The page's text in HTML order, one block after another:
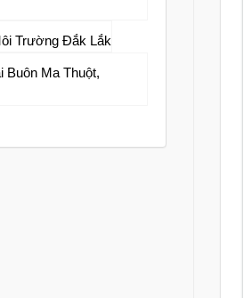
Trường Đắk Lắk
Buôn Ma Thuột,